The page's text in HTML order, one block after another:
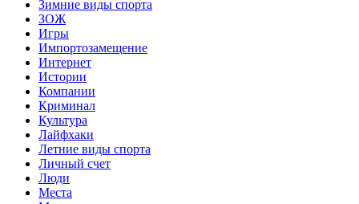
Зимние виды спорта
ЗОЖ
Игры
Импортозамещение
Интернет
Истории
Компании
Криминал
Культура
Лайфхаки
Летние виды спорта
Личный счет
Люди
Места